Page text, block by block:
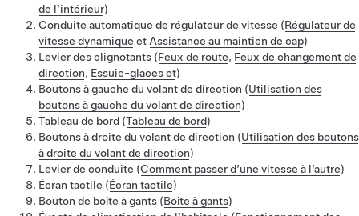
de l’intérieur)
Conduite automatique de régulateur de vitesse (Régulateur de
vitesse dynamique et Assistance au maintien de cap)
Levier des clignotants (Feux de route, Feux de changement de
direction, Essuie-glaces et)
Boutons à gauche du volant de direction (Utilisation des
boutons à gauche du volant de direction)
Tableau de bord (Tableau de bord)
Boutons à droite du volant de direction (Utilisation des boutons
à droite du volant de direction)
Levier de conduite (Comment passer d’une vitesse à l’autre)
Écran tactile (Écran tactile)
Bouton de boîte à gants (Boîte à gants)